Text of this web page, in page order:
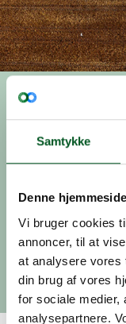
Samtykke
Denne
Vi bruger cookies
annoncer, til at
at analysere vores
din brug af vores
for sociale medier,
analysepartnere.
Malthe
til
Efter otte år
Jordbrug har
genopstille til